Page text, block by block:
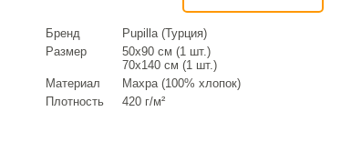
Бренд
Pupilla (Турция)
Размер
50х90 см (1 шт.)
70х140 см (1 шт.)
Материал
Махра (100% хлопок)
Плотность
420 г/м²